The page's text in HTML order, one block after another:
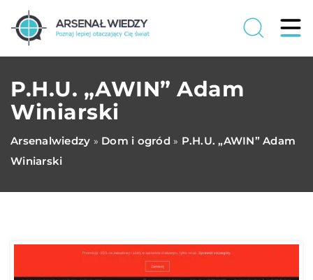
P.H.U. „AWIN” Adam
Winiarski
Arsenalwiedzy » Dom i ogród » P.H.U. „AWIN” Adam
Winiarski